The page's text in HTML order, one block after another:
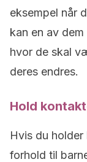
eksempel når
kan en av
hvor de skal
deres endres.
Hold
Hvis du
forhold til